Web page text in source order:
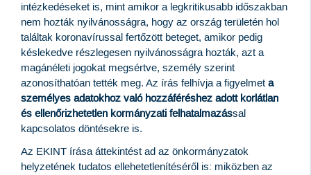
intézkedéseket is, mint amikor a legkritikusabb időszakban
nem hozták nyilvánosságra, hogy az ország területén hol
találtak koronavírussal fertőzött beteget, amikor pedig
késlekedve részlegesen nyilvánosságra hozták, azt a
magánéleti jogokat megsértve, személy szerint
azonosíthatóan tették meg. Az írás felhívja a figyelmet a
személyes adatokhoz való hozzáféréshez adott korlátlan
és ellenőrizhetetlen kormányzati felhatalmazással
kapcsolatos döntésekre is.
Az EKINT írása áttekintést ad az önkormányzatok
helyzetének tudatos ellehetetlenítéséről is: miközben az